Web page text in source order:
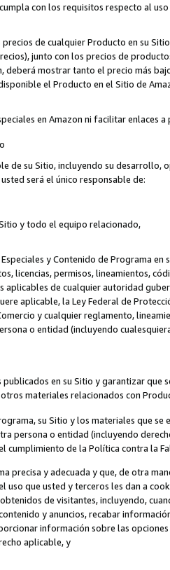
con los requisitos respecto al uso
precios de cualquier Producto en su
junto con los precios de
deberá mostrar tanto el precio más
el Producto en el Sitio de
en Amazon ni facilitar enlaces
de su Sitio, incluyendo su
será el único responsable de:
y todo el equipo relacionado,
y Contenido de Programa
licencias, permisos, lineamientos,
aplicables de cualquier autoridad
aplicable, la Ley Federal de
y cualquier reglamento,
o entidad (incluyendo
en su Sitio y garantizar que
materiales relacionados con
su Sitio y los materiales que se
persona o entidad (incluyendo
cumplimiento de la Política contra la
precisa y adecuada y que, de otra
uso que usted y terceros les dan a
de visitantes, incluyendo,
y anuncios, recabar
información sobre las
aplicable, y